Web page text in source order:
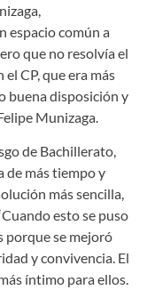
espacio común a
que no resolvía el
CP, que era más
buena disposición y
Munizaga.
de Bachillerato,
de más tiempo y
más sencilla,
esto se puso
porque se mejoró
y convivencia. El
íntimo para ellos.